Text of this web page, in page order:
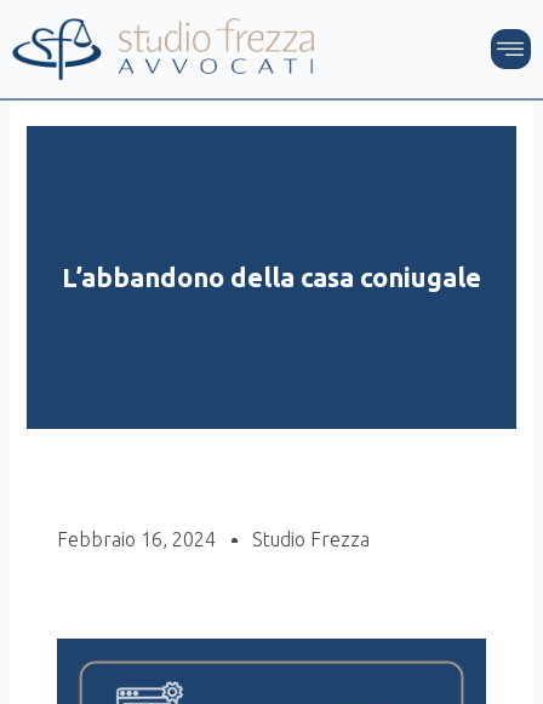
contenuto
L’abbandono della casa coniugale
Febbraio 16, 2024 Studio Frezza